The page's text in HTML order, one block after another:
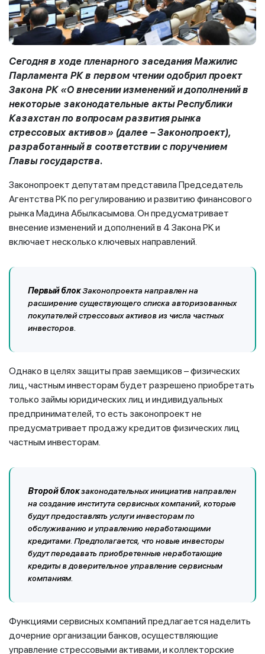
Сегодня в ходе пленарного заседания Мажилис
Парламента РК в первом чтении одобрил проект
Закона РК «О внесении изменений и дополнений в
некоторые законодательные акты Республики
Казахстан по вопросам развития рынка
стрессовых активов» (далее – Законопроект),
разработанный в соответствии с поручением
Главы государства.
Законопроект депутатам представила Председатель
Агентства РК по регулированию и развитию финансового
рынка Мадина Абылкасымова. Он предусматривает
внесение изменений и дополнений в 4 Закона РК и
включает несколько ключевых направлений.
Первый блокЗаконопроекта направлен на
расширение существующего списка авторизованных
покупателей стрессовых активов из числа частных
инвесторов.
Однако в целях защиты прав заемщиков – физических
лиц, частным инвесторам будет разрешено приобретать
только займы юридических лиц и индивидуальных
предпринимателей, то есть законопроект не
предусматривает продажу кредитов физических лиц
частным инвесторам.
Второй блокзаконодательных инициатив направлен
на создание института сервисных компаний, которые
будут предоставлять услуги инвесторам по
обслуживанию и управлению неработающими
кредитами. Предполагается, что новые инвесторы
будут передавать приобретенные неработающие
кредиты в доверительное управление сервисным
компаниям.
Функциями сервисных компаний предлагается наделить
дочерние организации банков, осуществляющие
управление стрессовыми активами, и коллекторские